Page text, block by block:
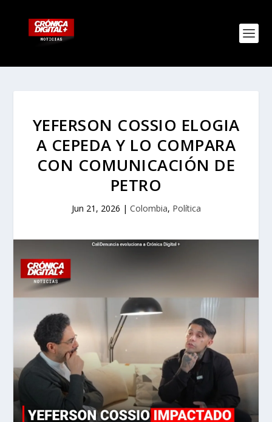
YEFERSON COSSIO ELOGIA
A CEPEDA Y LO COMPARA
CON COMUNICACIÓN DE
PETRO
Jun 21, 2026 | Colombia, Política